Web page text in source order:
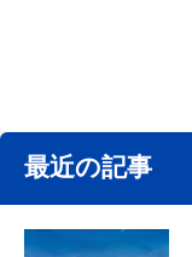
最近の記事